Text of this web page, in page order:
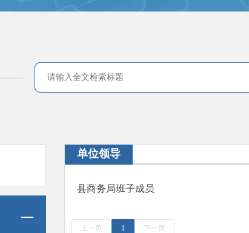
单位领导
县商务局班子成员
上一页 1 下一页